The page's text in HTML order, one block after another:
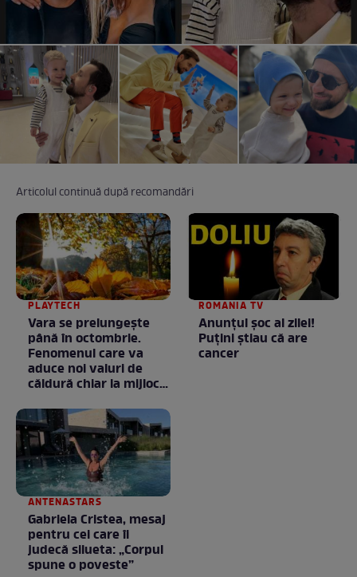
Articolul continuă după recomandări
PLAYTECH
Vara se prelungeşte
până în octombrie.
Fenomenul care va
aduce noi valuri de
căldură chiar la mijlocul
ROMANIA TV
Anunţul şoc al zilei!
Puţini ştiau că are
cancer
ANTENASTARS
Gabriela Cristea, mesaj
pentru cei care îi
judecă silueta: „Corpul
spune o poveste”